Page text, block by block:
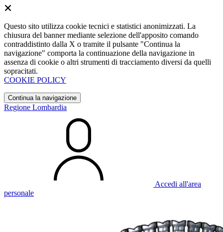
Questo sito utilizza cookie tecnici e statistici anonimizzati. La
chiusura del banner mediante selezione dell'apposito comando
contraddistinto dalla X o tramite il pulsante "Continua la
navigazione" comporta la continuazione della navigazione in
assenza di cookie o altri strumenti di tracciamento diversi da quelli
sopracitati.
COOKIE POLICY
Continua la navigazione
Regione Lombardia
Accedi all'area
personale